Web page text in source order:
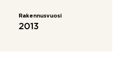
Rakennusvuosi
2013